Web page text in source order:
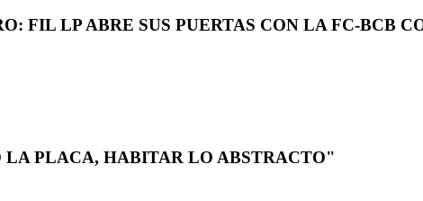
FIL LP ABRE SUS PUERTAS CON LA FC-BCB
PLACA, HABITAR LO ABSTRACTO"